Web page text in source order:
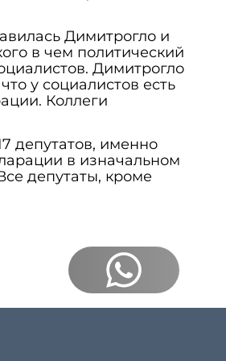
Димитрогло и
в чем политический
Димитрогло
у социалистов есть
Коллеги
депутатов, именно
в изначальном
депутаты, кроме